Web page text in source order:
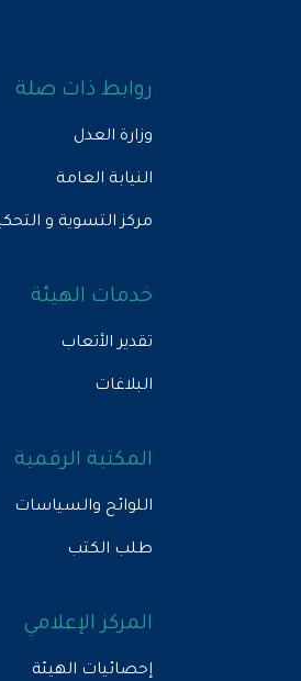
روابط ذات صلة
وزارة العدل
النيابة العامة
مركز التسوية و التحكيم
خدمات الهيئة
تقدير الأتعاب
البلاغات
المكتبة الرقمية
اللوائح والسياسات
طلب الكتب
المركز الإعلامي
إحصائيات الهيئة